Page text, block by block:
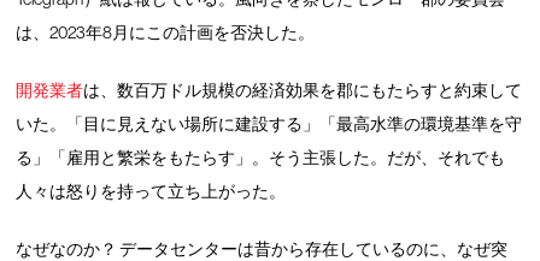
は、2023年8月にこの計画を否決した。
開発業者は、数百万ドル規模の経済効果を郡にもたらすと約束して
いた。「目に見えない場所に建設する」「最高水準の環境基準を守
る」「雇用と繁栄をもたらす」。そう主張した。だが、それでも
人々は怒りを持って立ち上がった。
なぜなのか？ データセンターは昔から存在しているのに、なぜ突